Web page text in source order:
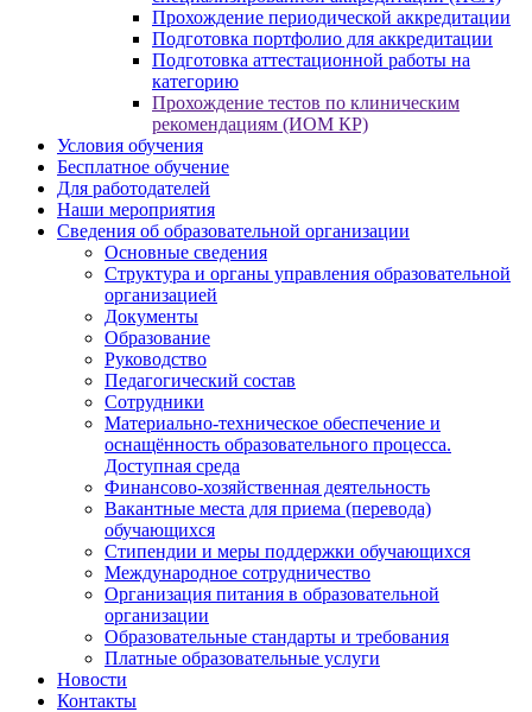
Прохождение периодической аккредитации
Подготовка портфолио для аккредитации
Подготовка аттестационной работы на
категорию
Прохождение тестов по клиническим
рекомендациям (ИОМ КР)
Условия обучения
Бесплатное обучение
Для работодателей
Наши мероприятия
Сведения об образовательной организации
Основные сведения
Структура и органы управления образовательной
организацией
Документы
Образование
Руководство
Педагогический состав
Сотрудники
Материально-техническое обеспечение и
оснащённость образовательного процесса.
Доступная среда
Финансово-хозяйственная деятельность
Вакантные места для приема (перевода)
обучающихся
Стипендии и меры поддержки обучающихся
Международное сотрудничество
Организация питания в образовательной
организации
Образовательные стандарты и требования
Платные образовательные услуги
Новости
Контакты